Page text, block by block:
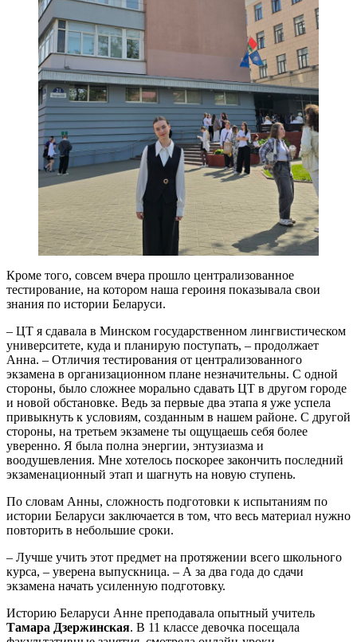
Кроме того, совсем вчера прошло централизованное
тестирование, на котором наша героиня показывала свои
знания по истории Беларуси.
– ЦТ я сдавала в Минском государственном лингвистическом
университете, куда и планирую поступать, – продолжает
Анна. – Отличия тестирования от централизованного
экзамена в организационном плане незначительны. С одной
стороны, было сложнее морально сдавать ЦТ в другом городе
и новой обстановке. Ведь за первые два этапа я уже успела
привыкнуть к условиям, созданным в нашем районе. С другой
стороны, на третьем экзамене ты ощущаешь себя более
уверенно. Я была полна энергии, энтузиазма и
воодушевления. Мне хотелось поскорее закончить последний
экзаменационный этап и шагнуть на новую ступень.
По словам Анны, сложность подготовки к испытаниям по
истории Беларуси заключается в том, что весь материал нужно
повторить в небольшие сроки.
– Лучше учить этот предмет на протяжении всего школьного
курса, – уверена выпускница. – А за два года до сдачи
экзамена начать усиленную подготовку.
Историю Беларуси Анне преподавала опытный учитель
Тамара Дзержинская. В 11 классе девочка посещала